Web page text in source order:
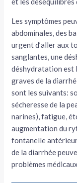
Les symptômes
abdominales, des
urgent d’aller aux
sanglantes, une
déshydratation est
graves de la
sont les suivants:
sécheresse de la
narines), fatigue,
augmentation du
fontanelle
de la diarrhée
problèmes